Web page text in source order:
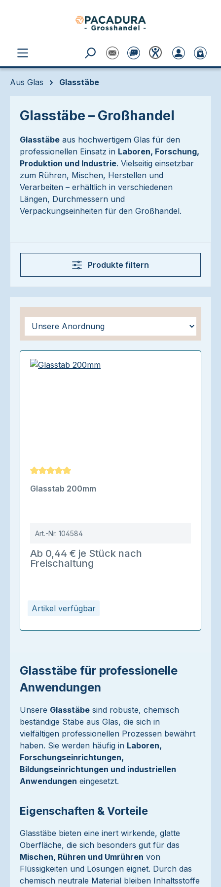
Aus Glas Glasstäbe
Glasstäbe – Großhandel
Glasstäbe aus hochwertigem Glas für den
professionellen Einsatz in Laboren, Forschung,
Produktion und Industrie. Vielseitig einsetzbar
zum Rühren, Mischen, Herstellen und
Verarbeiten – erhältlich in verschiedenen
Längen, Durchmessern und
Verpackungseinheiten für den Großhandel.
Produkte filtern
Artikel verfügbar
Glasstab 200mm
Art.-Nr. 104584
Ab 0,44 € je Stück nach
Freischaltung
Glasstäbe für professionelle
Anwendungen
Unsere Glasstäbe sind robuste, chemisch
beständige Stäbe aus Glas, die sich in
vielfältigen professionellen Prozessen bewährt
haben. Sie werden häufig in Laboren,
Forschungseinrichtungen,
Bildungseinrichtungen und industriellen
Anwendungen eingesetzt.
Eigenschaften & Vorteile
Glasstäbe bieten eine inert wirkende, glatte
Oberfläche, die sich besonders gut für das
Mischen, Rühren und Umrühren von
Flüssigkeiten und Lösungen eignet. Durch das
chemisch neutrale Material bleiben Inhaltsstoffe